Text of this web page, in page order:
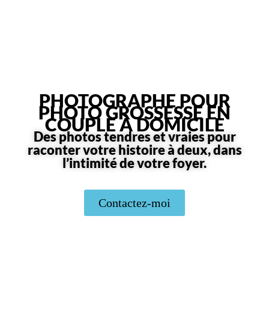
PHOTOGRAPHE POUR
PHOTO GROSSESSE EN
COUPLE À DOMICILE
Des photos tendres et vraies pour
raconter votre histoire à deux, dans
l’intimité de votre foyer.
Contactez-moi